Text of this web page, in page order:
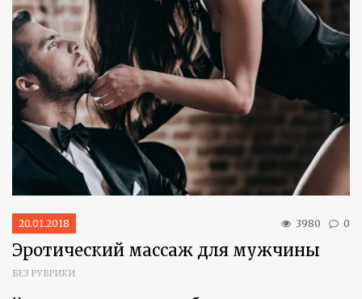
20.01.2018 3980 0
Эротический массаж для мужчины
БЕЗ РУБРИКИ